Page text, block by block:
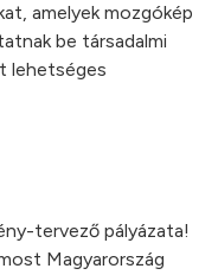
amelyek mozgókép
be társadalmi
lehetséges
tervező pályázata!
Magyarország